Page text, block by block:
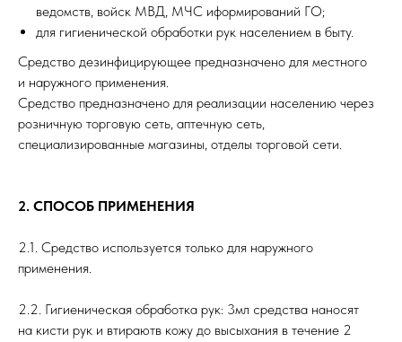
ведомств, войск МВД, МЧС иформирований ГО;
для гигиенической обработки рук населением в быту.
Средство дезинфицирующее предназначено для местного
и наружного применения.
Средство предназначено для реализации населению через
розничную торговую сеть, аптечную сеть,
специализированные магазины, отделы торговой сети.
2. СПОСОБ ПРИМЕНЕНИЯ
2.1. Средство используется только для наружного
применения.
2.2. Гигиеническая обработка рук: 3мл средства наносят
на кисти рук и втираютв кожу до высыхания в течение 2